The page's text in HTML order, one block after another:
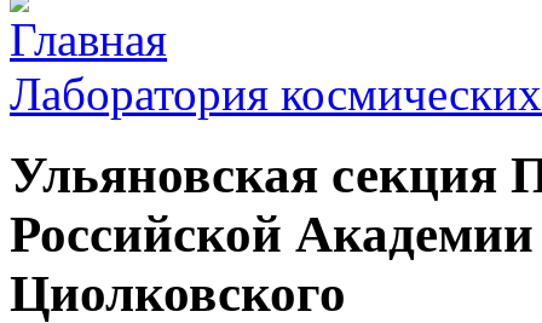
Лаборатория
Ульяновская секция
Российской
Циолковского